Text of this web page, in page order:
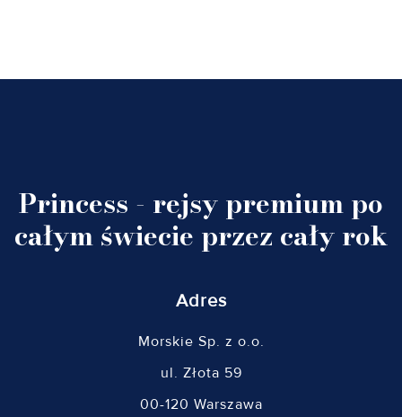
Princess - rejsy premium po
całym świecie przez cały rok
Adres
Morskie Sp. z o.o.
ul. Złota 59
00-120 Warszawa